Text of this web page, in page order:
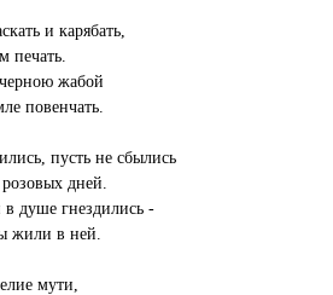
и карябать,
печать.
жабой
повенчать.
пусть не сбылись
дней.
в душе гнездились -
жили в ней.
мути,